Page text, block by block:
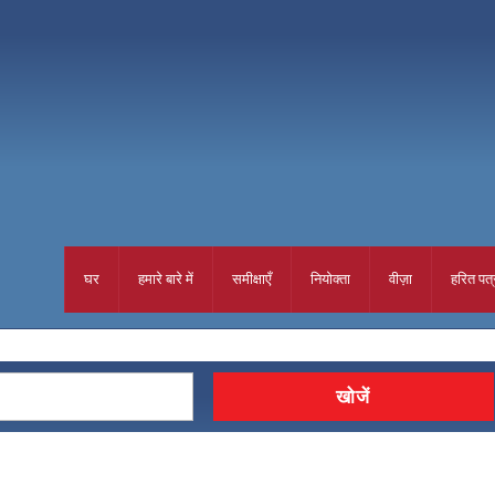
घर हमारे बारे में समीक्षाएँ नियोक्ता वीज़ा हरित